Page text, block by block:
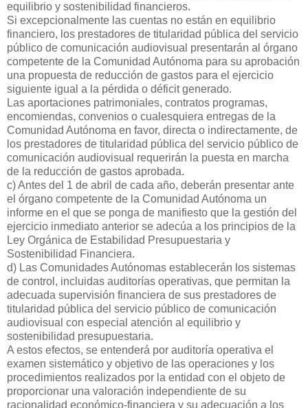
equilibrio y sostenibilidad financieros.
Si excepcionalmente las cuentas no están en equilibrio
financiero, los prestadores de titularidad pública del servicio
público de comunicación audiovisual presentarán al órgano
competente de la Comunidad Autónoma para su aprobación
una propuesta de reducción de gastos para el ejercicio
siguiente igual a la pérdida o déficit generado.
Las aportaciones patrimoniales, contratos programas,
encomiendas, convenios o cualesquiera entregas de la
Comunidad Autónoma en favor, directa o indirectamente, de
los prestadores de titularidad pública del servicio público de
comunicación audiovisual requerirán la puesta en marcha
de la reducción de gastos aprobada.
c) Antes del 1 de abril de cada año, deberán presentar ante
el órgano competente de la Comunidad Autónoma un
informe en el que se ponga de manifiesto que la gestión del
ejercicio inmediato anterior se adecúa a los principios de la
Ley Orgánica de Estabilidad Presupuestaria y
Sostenibilidad Financiera.
d) Las Comunidades Autónomas establecerán los sistemas
de control, incluidas auditorías operativas, que permitan la
adecuada supervisión financiera de sus prestadores de
titularidad pública del servicio público de comunicación
audiovisual con especial atención al equilibrio y
sostenibilidad presupuestaria.
A estos efectos, se entenderá por auditoría operativa el
examen sistemático y objetivo de las operaciones y los
procedimientos realizados por la entidad con el objeto de
proporcionar una valoración independiente de su
racionalidad económico-financiera y su adecuación a los